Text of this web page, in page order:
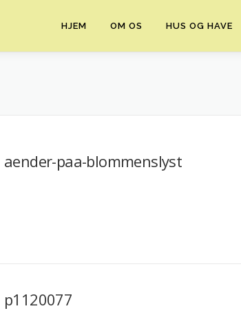
HJEM OM OS HUS OG HAVE
aender-paa-blommenslyst
p1120077